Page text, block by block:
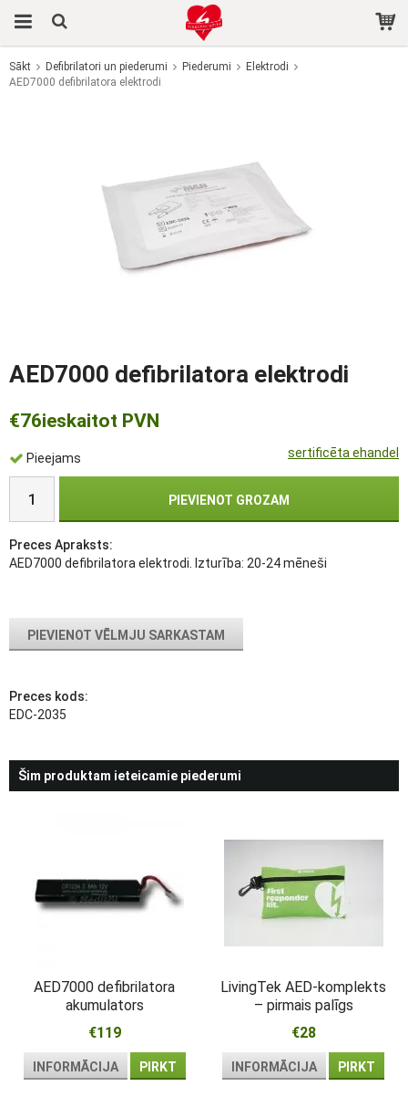
Prece tika pievienota jūsu grozam
Sākt Defibrilatori un piederumi Piederumi
Elektrodi
AED7000 defibrilatora elektrodi
AED7000 defibrilatora elektrodi
sertificēta ehandel
€76ieskaitot PVN
Pieejams
PIEVIENOT GROZAM
Preces Apraksts:
AED7000 defibrilatora elektrodi. Izturība: 20-24 mēneši
PIEVIENOT VĒLMJU SARKASTAM
Preces kods:
EDC-2035
Šim produktam ieteicamie piederumi
AED7000 defibrilatora
akumulators
€119
INFORMĀCIJA PIRKT
LivingTek AED-komplekts
– pirmais palīgs
atdzīvināšanai pie
defibrilatora
€28
INFORMĀCIJA PIRKT